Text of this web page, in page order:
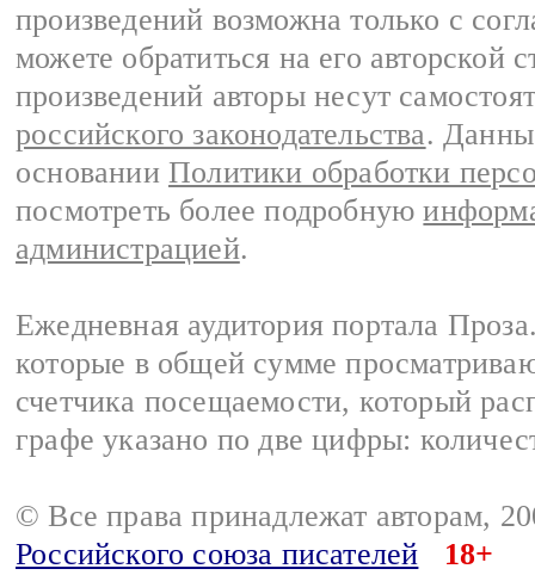
произведений возможна только с
можете обратиться на его авторской
произведений авторы несут
российского законодательства.
основании Политики обработки
посмотреть более подробную
администрацией.
Ежедневная аудитория портала
которые в общей сумме
счетчика посещаемости, который
графе указано по две цифры:
© Все права принадлежат авторам,
Российского союза писателей
18+